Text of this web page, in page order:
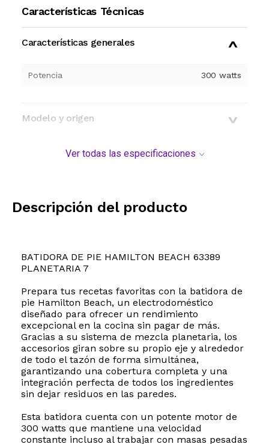
Características Técnicas
Características generales
Potencia 300 watts
Modelo y origen
Ver todas las especificaciones
Descripción del producto
BATIDORA DE PIE HAMILTON BEACH 63389
PLANETARIA 7
Prepara tus recetas favoritas con la batidora de
pie Hamilton Beach, un electrodoméstico
diseñado para ofrecer un rendimiento
excepcional en la cocina sin pagar de más.
Gracias a su sistema de mezcla planetaria, los
accesorios giran sobre su propio eje y alrededor
de todo el tazón de forma simultánea,
garantizando una cobertura completa y una
integración perfecta de todos los ingredientes
sin dejar residuos en las paredes.
Esta batidora cuenta con un potente motor de
300 watts que mantiene una velocidad
constante incluso al trabajar con masas pesadas